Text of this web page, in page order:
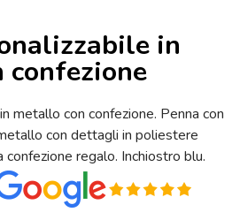
con LOGO, Matite, Pastelli,
metallo con confezione
in
confezione
metallo con confezione. Penna con
con dettagli in poliestere
confezione regalo. Inchiostro blu.